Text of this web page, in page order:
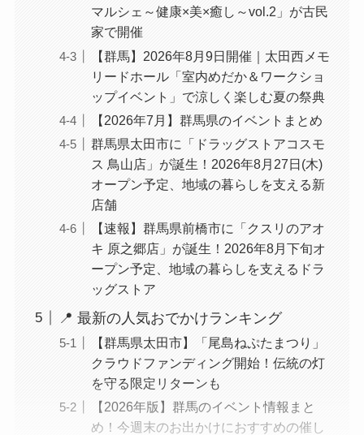
マルシェ～健康×美×癒し～vol.2」が古民
家で開催
【群馬】2026年8月9日開催｜太田西メモ
リードホール「室内めだか＆ワークショ
ップイベント」で涼しく楽しむ夏の祭典
【2026年7月】群馬県のイベントまとめ
群馬県太田市に「ドラッグストアコスモ
ス 鳥山店」が誕生！2026年8月27日(木)
オープン予定、地域の暮らしを支える新
店舗
【速報】群馬県前橋市に「クスリのアオ
キ 原之郷店」が誕生！2026年8月下旬オ
ープン予定、地域の暮らしを支えるドラ
ッグストア
📍 最新の人気おでかけランキング
【群馬県太田市】「尾島ねぷたまつり」
クラウドファンディング開始！伝統の灯
を守る限定リターンも
【2026年版】群馬のイベント情報まと
め！今週末のお出かけにおすすめの催し